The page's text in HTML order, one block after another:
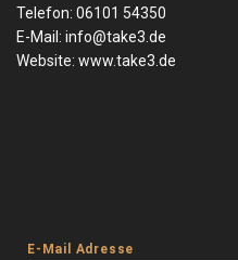
Telefon: 06101 54350
E-Mail: info@take3.de
Website: www.take3.de